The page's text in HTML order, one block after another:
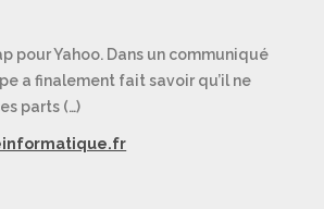
pour Yahoo. Dans un communiqué
a finalement fait savoir qu’il ne
parts (…)